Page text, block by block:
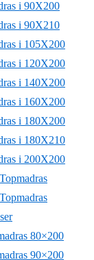
i 90X200
i 90X210
i 105X200
i 120X200
i 140X200
i 160X200
i 180X200
i 180X210
i 200X200
80×200
90×200